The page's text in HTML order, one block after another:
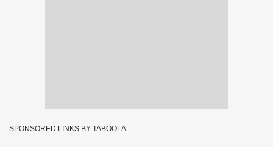
SPONSORED LINKS BY TABOOLA